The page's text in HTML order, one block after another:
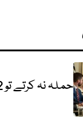
حملہ نہ کرتے تو 2 ہفتوں میں ایران ایٹمی ہتھیار بنا لیتا، ٹرمپ